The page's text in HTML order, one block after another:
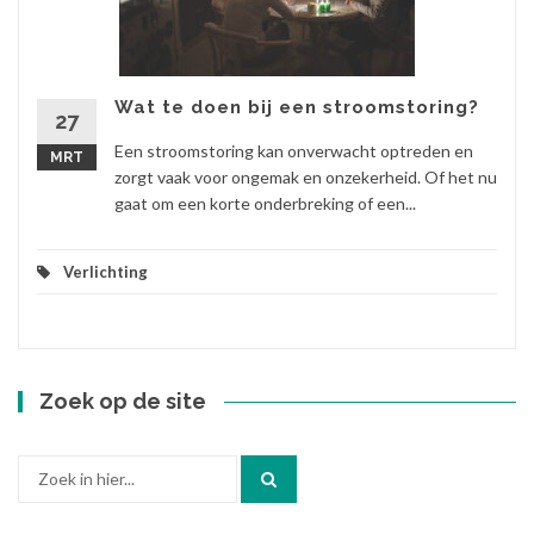
27
MRT
Wat te doen bij een stroomstoring?
Een stroomstoring kan onverwacht optreden en
zorgt vaak voor ongemak en onzekerheid. Of het nu
gaat om een korte onderbreking of een...
Verlichting
Zoek op de site